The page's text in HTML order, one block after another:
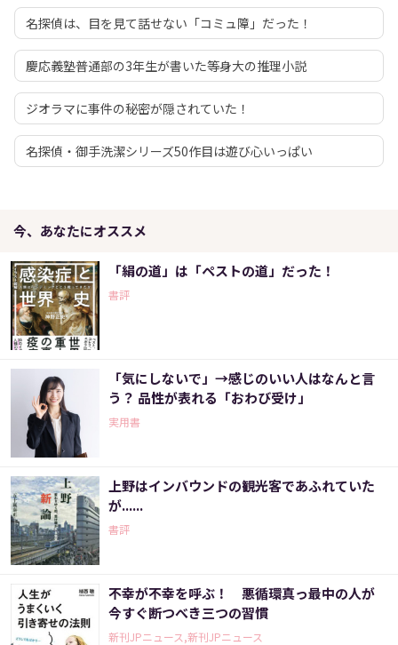
名探偵は、目を見て話せない「コミュ障」だった！
慶応義塾普通部の3年生が書いた等身大の推理小説
ジオラマに事件の秘密が隠されていた！
名探偵・御手洗潔シリーズ50作目は遊び心いっぱい
今、あなたにオススメ
「絹の道」は「ペストの道」だった！
書評
「気にしないで」→感じのいい人はなんと言
う？ 品性が表れる「おわび受け」
実用書
上野はインバウンドの観光客であふれていた
が......
書評
不幸が不幸を呼ぶ！ 悪循環真っ最中の人が
今すぐ断つべき三つの習慣
新刊JPニュース,新刊JPニュース